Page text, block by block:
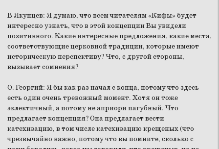
В Якунцев: Я думаю, что всем читателям «Кифы» будет
интересно узнать, что в этой концепции Вы увидели
позитивного. Какие интересные предложения, какие места,
соответствующие церковной традиции, которые имеют
историческую перспективу? Что, с другой стороны,
вызывает сомнения?
О. Георгий: Я бы как раз начал с конца, потому что здесь
есть один очень тревожный момент. Хотя он тоже
эклектичный, а потому не априори пагубный. Что
предлагает концепция? Она предлагает вести
катехизацию, в том числе катехизацию крещеных (что
чрезвычайно важно, потому что вы помните, сколько с